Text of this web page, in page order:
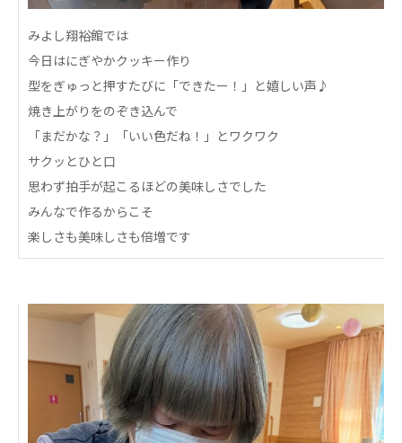
聖心美容クリニック
S-Labo（渋谷院）
医療法人社団 デンタルケアコミュニティ
フォレストデンタルクリニック
医療法人 共生会
松園病院介護医療院
複合ケアセンターまつぞの
医療法人社団 鴻愛会
こうのす共生病院
こうのすナーシングホーム共生園
あげお共生の家
医療法人 京都翔医会
西京都病院
西京都クリニック
洛桂の郷
みよし翔裕館では
今日はにぎやかクッキー作り
型をぎゅっと押すたびに「できたー！」と嬉しい声♪
焼き上がりをのぞき込んで
「まだかな？」「いい色だね！」とワクワク
サクッとひと口
思わず拍手が起こるほどの美味しさでした
みんなで作るからこそ
楽しさも美味しさも倍増です